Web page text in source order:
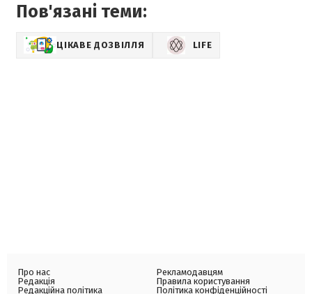
Пов'язані теми:
ЦІКАВЕ ДОЗВІЛЛЯ LIFE
Про нас
Редакція
Редакційна політика
Рекламодавцям
Правила користування
Політика конфіденційності